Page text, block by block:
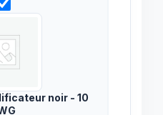
noir - 10